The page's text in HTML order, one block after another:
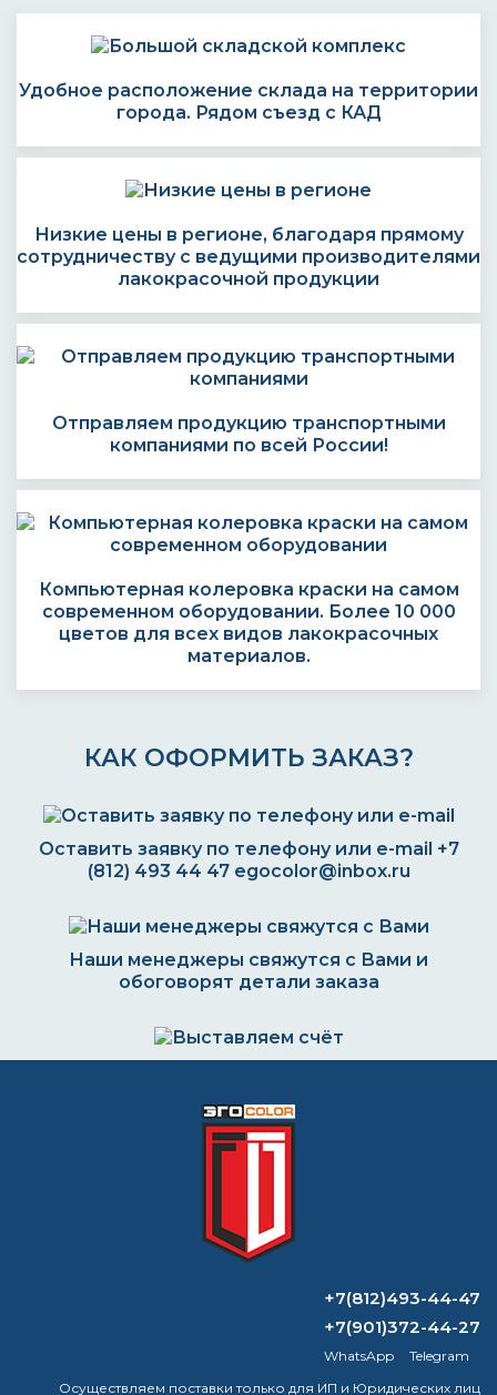
Удобное расположение склада на территории
города. Рядом съезд с КАД
Низкие цены в регионе, благодаря прямому
сотрудничеству с ведущими производителями
лакокрасочной продукции
Отправляем продукцию транспортными
компаниями по всей России!
Компьютерная колеровка краски на самом
современном оборудовании. Более 10 000
цветов для всех видов лакокрасочных
материалов.
КАК ОФОРМИТЬ ЗАКАЗ?
Оставить заявку по телефону или e-mail +7
(812) 493 44 47 egocolor@inbox.ru
Наши менеджеры свяжутся с Вами и
обоговорят детали заказа
ВОПРОС-ОТВЕТ
Какой растворитель самый лучший?
+7(812)493-44-47
+7(901)372-44-27
WhatsApp
Telegram
Осуществляем поставки только для ИП и Юридических лиц